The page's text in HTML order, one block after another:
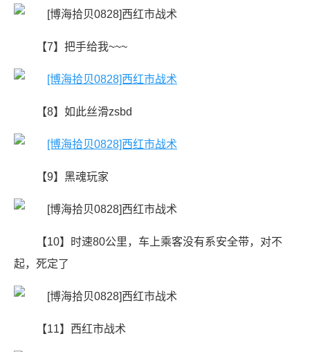
【7】把手给我~~~
【8】如此丝滑zsbd
【9】黑魂玩家
【10】时速80公里，车上乘客没有系安全带，对不
起，死定了
【11】西红市战术